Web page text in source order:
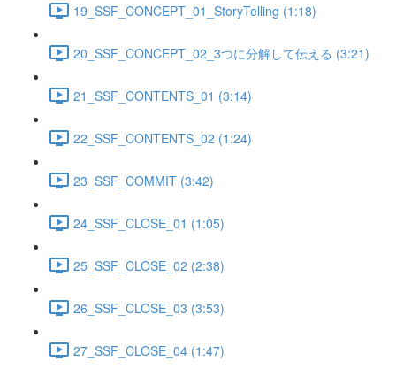
19_SSF_CONCEPT_01_StoryTelling (1:18)
20_SSF_CONCEPT_02_3つに分解して伝える (3:21)
21_SSF_CONTENTS_01 (3:14)
22_SSF_CONTENTS_02 (1:24)
23_SSF_COMMIT (3:42)
24_SSF_CLOSE_01 (1:05)
25_SSF_CLOSE_02 (2:38)
26_SSF_CLOSE_03 (3:53)
27_SSF_CLOSE_04 (1:47)